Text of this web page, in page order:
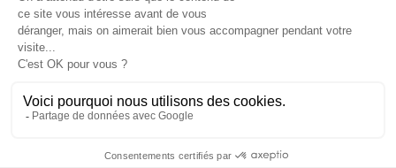
MOYENS DE PAIEMENT SÉCURISÉS